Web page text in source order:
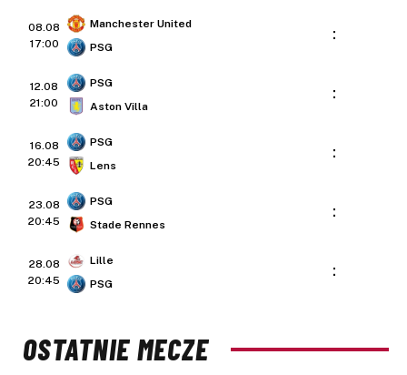
08.08
17:00
Manchester United
PSG
:
12.08
21:00
PSG
Aston Villa
:
16.08
20:45
PSG
Lens
:
23.08
20:45
PSG
Stade Rennes
:
28.08
20:45
Lille
PSG
:
OSTATNIE MECZE